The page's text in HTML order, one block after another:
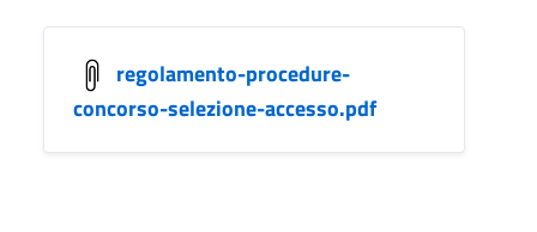
regolamento-procedure-
concorso-selezione-accesso.pdf